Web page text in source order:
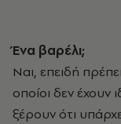
Ένα βαρέλι;
Ναι, επειδή
οποίοι δεν
ξέρουν ότι